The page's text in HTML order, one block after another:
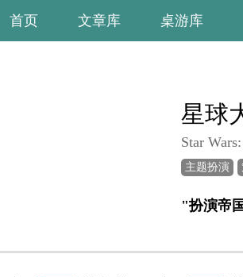
首页 文章库 桌游库
星球
Star
主题扮演
"扮演帝